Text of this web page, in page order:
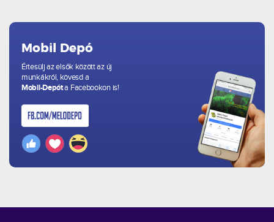
Mobil Depó
Értesülj az elsők között az új
munkákról, kövesd a
Mobil-Depóta Facebookon is!